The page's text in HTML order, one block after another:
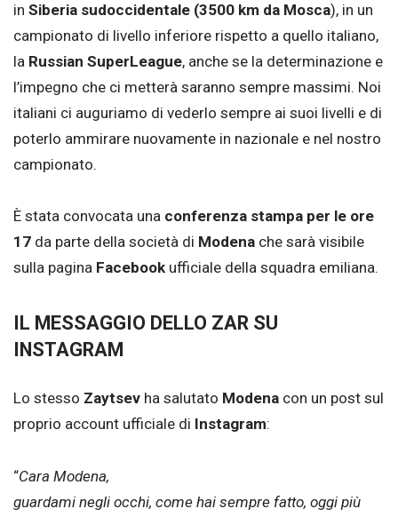
in Siberia sudoccidentale (3500 km da Mosca), in un
campionato di livello inferiore rispetto a quello italiano,
la Russian SuperLeague, anche se la determinazione e
l’impegno che ci metterà saranno sempre massimi. Noi
italiani ci auguriamo di vederlo sempre ai suoi livelli e di
poterlo ammirare nuovamente in nazionale e nel nostro
campionato.
È stata convocata una conferenza stampa per le ore
17 da parte della società di Modena che sarà visibile
sulla pagina Facebookufficiale della squadra emiliana.
IL MESSAGGIO DELLO ZAR SU
INSTAGRAM
Lo stesso Zaytsev ha salutato Modena con un post sul
proprio account ufficiale di Instagram:
“Cara Modena,
guardami negli occhi, come hai sempre fatto, oggi più